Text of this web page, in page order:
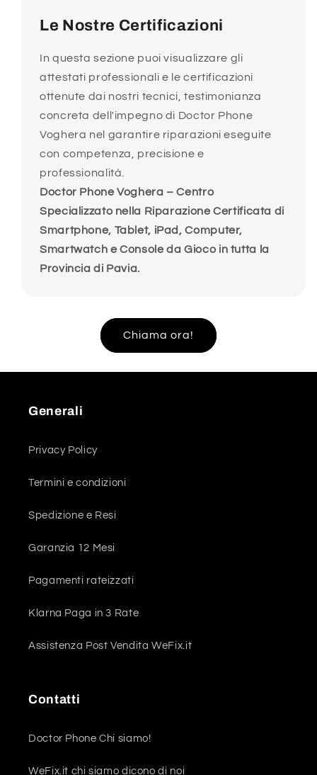
Le Nostre Certificazioni
In questa sezione puoi visualizzare gli
attestati professionali e le certificazioni
ottenute dai nostri tecnici, testimonianza
concreta dell'impegno di Doctor Phone
Voghera nel garantire riparazioni eseguite
con competenza, precisione e
professionalità.
Doctor Phone Voghera – Centro
Specializzato nella Riparazione Certificata di
Smartphone, Tablet, iPad, Computer,
Smartwatch e Console da Gioco in tutta la
Provincia di Pavia.
Chiama ora!
Generali
Privacy Policy
Termini e condizioni
Spedizione e Resi
Garanzia 12 Mesi
Pagamenti rateizzati
Klarna Paga in 3 Rate
Assistenza Post Vendita WeFix.it
Contatti
Doctor Phone Chi siamo!
WeFix.it chi siamo dicono di noi